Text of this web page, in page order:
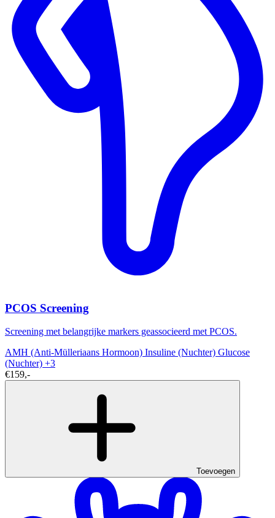
PCOS Screening
Screening met belangrijke markers geassocieerd met PCOS.
AMH (Anti-Mülleriaans Hormoon) Insuline (Nuchter) Glucose
(Nuchter) +3
€159,-
Toevoegen